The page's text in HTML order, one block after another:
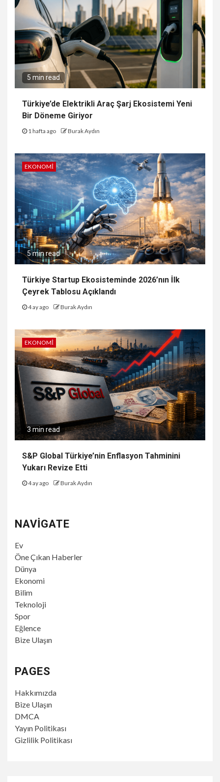
5 min read
Türkiye’de Elektrikli Araç Şarj Ekosistemi Yeni
Bir Döneme Giriyor
1 hafta ago Burak Aydın
EKONOMI
5 min read
Türkiye Startup Ekosisteminde 2026’nın İlk
Çeyrek Tablosu Açıklandı
4 ay ago Burak Aydın
EKONOMI
3 min read
S&P Global Türkiye’nin Enflasyon Tahminini
Yukarı Revize Etti
4 ay ago Burak Aydın
NAVIGATE
Ev
Öne Çıkan Haberler
Dünya
Ekonomi
Bilim
Teknoloji
Spor
Eğlence
Bize Ulaşın
PAGES
Hakkımızda
Bize Ulaşın
DMCA
Yayın Politikası
Gizlilik Politikası